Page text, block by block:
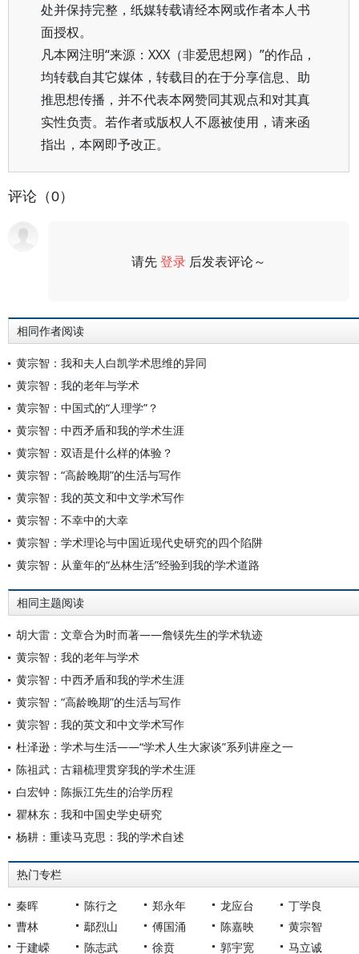
处并保持完整，纸媒转载请经本网或作者本人书
面授权。
凡本网注明“来源：XXX（非爱思想网）”的作品，
均转载自其它媒体，转载目的在于分享信息、助
推思想传播，并不代表本网赞同其观点和对其真
实性负责。若作者或版权人不愿被使用，请来函
指出，本网即予改正。
评论（0）
请先登录 后发表评论～
相同作者阅读
黄宗智：我和夫人白凯学术思维的异同
黄宗智：我的老年与学术
黄宗智：中国式的“人理学”？
黄宗智：中西矛盾和我的学术生涯
黄宗智：双语是什么样的体验？
黄宗智：“高龄晚期”的生活与写作
黄宗智：我的英文和中文学术写作
黄宗智：不幸中的大幸
黄宗智：学术理论与中国近现代史研究的四个陷阱
黄宗智：从童年的“丛林生活”经验到我的学术道路
相同主题阅读
胡大雷：文章合为时而著——詹锳先生的学术轨迹
黄宗智：我的老年与学术
黄宗智：中西矛盾和我的学术生涯
黄宗智：“高龄晚期”的生活与写作
黄宗智：我的英文和中文学术写作
杜泽逊：学术与生活——“学术人生大家谈”系列讲座之一
陈祖武：古籍梳理贯穿我的学术生涯
白宏钟：陈振江先生的治学历程
瞿林东：我和中国史学史研究
杨耕：重读马克思：我的学术自述
热门专栏
秦晖 陈行之 郑永年 龙应台
丁学良
曹林
鄢烈山 傅国涌 陈嘉映
黄宗智
于建嵘
陈志武 徐贲 郭宇宽 马立诚